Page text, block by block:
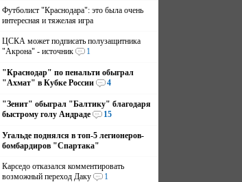
Футболист "Краснодара": это была очень
интересная и тяжелая игра
ЦСКА может подписать полузащитника
"Акрона" - источник
1
"Краснодар" по пенальти обыграл
"Ахмат" в Кубке России
4
"Зенит" обыграл "Балтику" благодаря
быстрому голу Андраде
15
Угальде поднялся в топ-5 легионеров-
бомбардиров "Спартака"
Карседо отказался комментировать
возможный переход Даку
1